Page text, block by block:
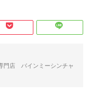
門店 バインミーシンチャ